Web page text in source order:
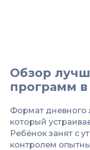
Обзор
программ
Формат дневного
который
Ребёнок занят с
контролем